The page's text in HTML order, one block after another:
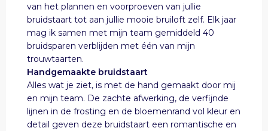
van het plannen en voorproeven van jullie
bruidstaart tot aan jullie mooie bruiloft zelf. Elk jaar
mag ik samen met mijn team gemiddeld 40
bruidsparen verblijden met één van mijn
trouwtaarten.
Handgemaakte bruidstaart
Alles wat je ziet, is met de hand gemaakt door mij
en mijn team. De zachte afwerking, de verfijnde
lijnen in de frosting en de bloemenrand vol kleur en
detail geven deze bruidstaart een romantische en